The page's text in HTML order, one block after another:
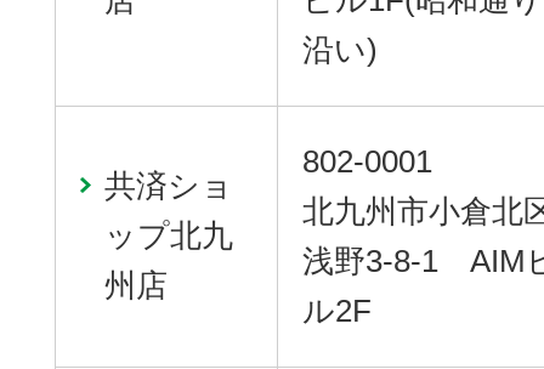
沿い)
共済ショ
ップ北九
州店
802-0001
北九州市小倉北
浅野3-8-1 AIM
ル2F